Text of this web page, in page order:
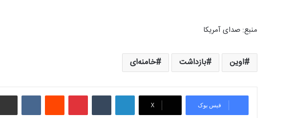
منبع: صدای آمریکا
اوین بازداشت خامنه‌ای
فیس بوک X
لینکدین ‫پین‌ترست ‫رددیت